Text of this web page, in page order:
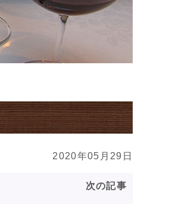
2020年05月29日
次の記事